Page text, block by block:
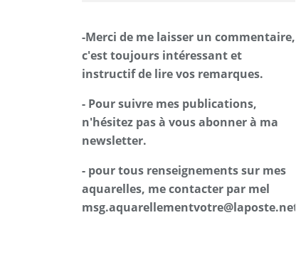
-Merci de me laisser un commentaire,
c'est toujours intéressant et
instructif de lire vos remarques.
- Pour suivre mes publications,
n'hésitez pas à vous abonner à ma
newsletter.
- pour tous renseignements sur mes
aquarelles, me contacter par mel
msg.aquarellementvotre@laposte.net